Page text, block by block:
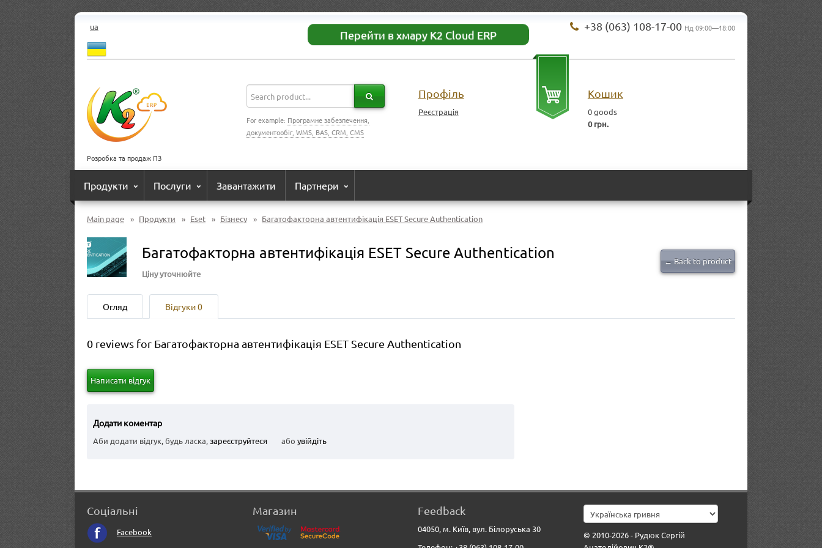
ua
Перейти в хмару K2 Cloud ERP
+38 (063) 108-17-00 Нд 09:00—18:00
Розробка та продаж ПЗ
For example: Програмне забезпечення,
документообіг, WMS, BAS, CRM, CMS
Профіль
Реєстрація
Кошик
0goods
0 грн.
Продукти Послуги Завантажити Партнери
Main page » Продукти » Eset » Бізнесу » Багатофакторна автентифікація ESET Secure Authentication
Багатофакторна автентифікація ESET Secure Authentication
Ціну уточнюйте
← Back to product
Огляд Відгуки0
0 reviews for Багатофакторна автентифікація ESET Secure Authentication
Написати відгук
Додати коментар
Аби додати відгук, будь ласка,зареєструйтеся або увійдіть
Соціальні
Facebook
Магазин Feedback
04050, м. Київ, вул. Білоруська 30
© 2010-2026 - Рудюк Сергій